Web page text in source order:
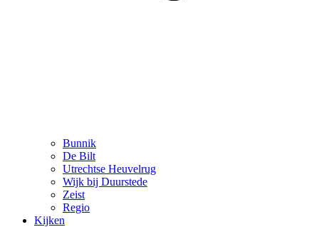
Bunnik
De Bilt
Utrechtse Heuvelrug
Wijk bij Duurstede
Zeist
Regio
Kijken